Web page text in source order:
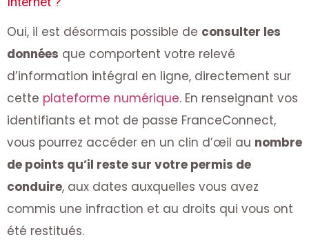
Oui, il est désormais possible de consulter les
données que comportent votre relevé
d’information intégral en ligne, directement sur
cette plateforme numérique. En renseignant vos
identifiants et mot de passe FranceConnect,
vous pourrez accéder en un clin d’œil au nombre
de points qu’il reste sur votre permis de
conduire, aux dates auxquelles vous avez
commis une infraction et au droits qui vous ont
été restitués.